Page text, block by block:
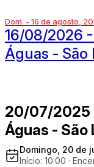
Dom. - 16 de agosto,
16/08/2026
Águas - São
20/07/2025
Águas - São
Domingo, 20 de
Início: 10:00 ·